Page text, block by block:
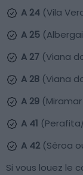
A 24 (Vila
A 25
A 27 (Viana
A 28 (Viana
A 29
A 41
A 42 (Sêroa
Si vous louez le